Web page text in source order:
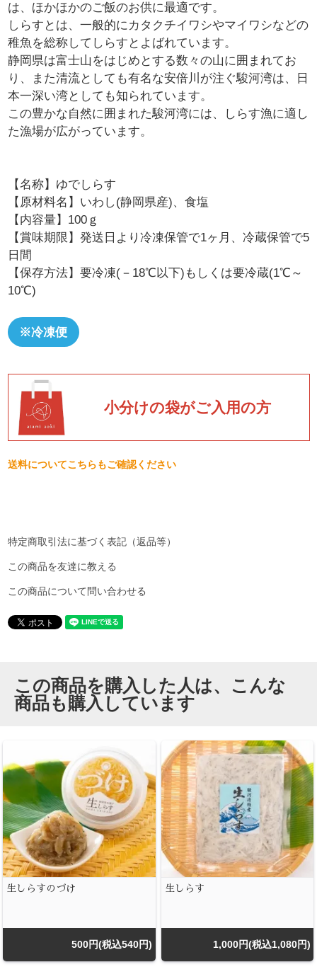
は、ほかほかのご飯のお供に最適です。
しらすとは、一般的にカタクチイワシやマイワシなどの
稚魚を総称してしらすとよばれています。
静岡県は富士山をはじめとする数々の山に囲まれてお
り、また清流としても有名な安倍川が注ぐ駿河湾は、日
本一深い湾としても知られています。
この豊かな自然に囲まれた駿河湾には、しらす漁に適し
た漁場が広がっています。
【名称】ゆでしらす
【原材料名】いわし(静岡県産)、食塩
【内容量】100ｇ
【賞味期限】発送日より冷凍保管で1ヶ月、冷蔵保管で5
日間
【保存方法】要冷凍(－18℃以下)もしくは要冷蔵(1℃～
10℃)
※冷凍便
小分けの袋がご入用の方
送料についてこちらもご確認ください
特定商取引法に基づく表記（返品等）
この商品を友達に教える
この商品について問い合わせる
この商品を購入した人は、こんな
商品も購入しています
生しらすのづけ
500円(税込540円)
生しらす
1,000円(税込1,080円)